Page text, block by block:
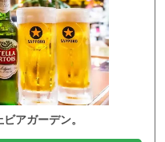
アガーデン。